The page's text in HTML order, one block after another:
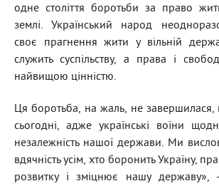
одне століття боротьби за право
землі. Український народ
своє прагнення жити у вільній
служить суспільству, а права і
найвищою цінністю.
Ця боротьба, на жаль, не завершилася,
сьогодні, адже українські воїни
незалежність нашої держави. Ми
вдячність усім, хто боронить Україну,
розвитку і зміцнює нашу державу»,